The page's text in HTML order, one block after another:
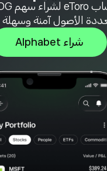
الأصول آمنة وسهلة
شراء Alphabet